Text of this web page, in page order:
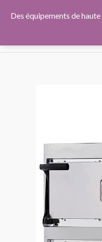
Des équipements de